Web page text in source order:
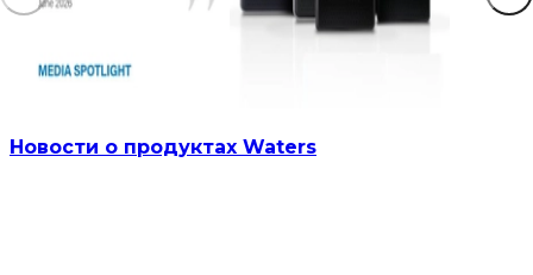
Новости о продуктах Waters